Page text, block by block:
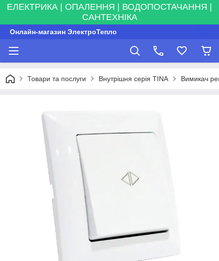
ЕЛЕКТРИКА | ОПАЛЕННЯ | ВОДОПОСТАЧАННЯ |
САНТЕХНІКА
Онлайн-магазин ЭлектроТепло
Товари та послуги Внутрішня серія TINA Вимикач